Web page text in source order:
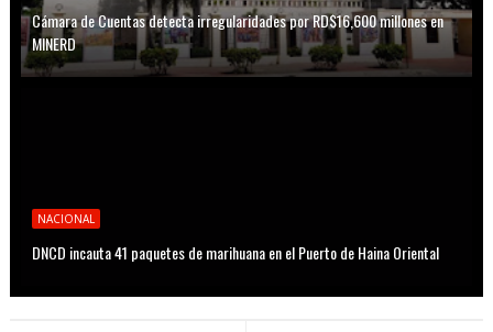
Cámara de Cuentas detecta irregularidades por RD$16,600 millones en
MINERD
NACIONAL
DNCD incauta 41 paquetes de marihuana en el Puerto de Haina Oriental